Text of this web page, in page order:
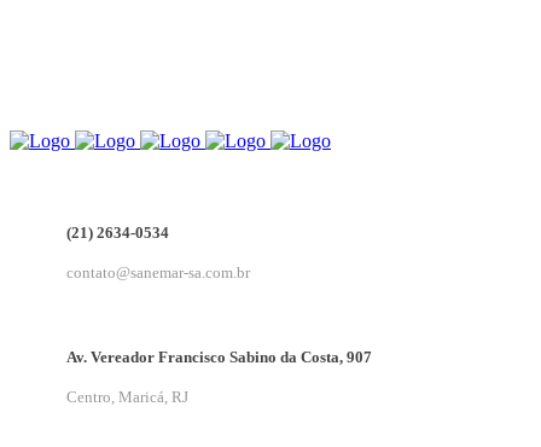
(21) 2634-0534
contato@sanemar-sa.com.br
Av. Vereador Francisco Sabino da Costa, 907
Centro, Maricá, RJ